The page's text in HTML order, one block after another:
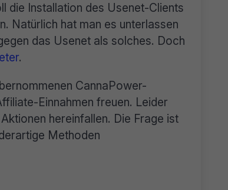
die Installation des Usenet-Clients
Natürlich hat man es unterlassen
das Usenet als solches. Doch
.
CannaPower-
Einnahmen freuen. Leider
hereinfallen. Die Frage ist
Methoden